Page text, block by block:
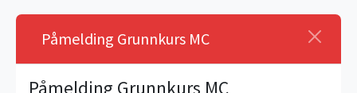
Påmelding Grunnkurs MC
Påmelding Grunnkurs MC